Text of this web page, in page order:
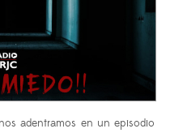
adentramos en un episodio